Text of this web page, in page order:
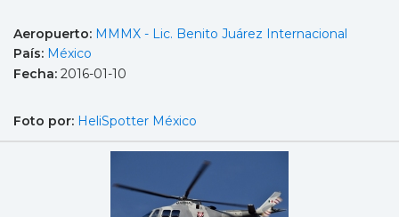
Aeropuerto: MMMX - Lic. Benito Juárez Internacional
País: México
Fecha: 2016-01-10
Foto por: HeliSpotter México